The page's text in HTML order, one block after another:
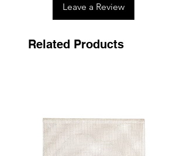
Leave a Review
Related Products